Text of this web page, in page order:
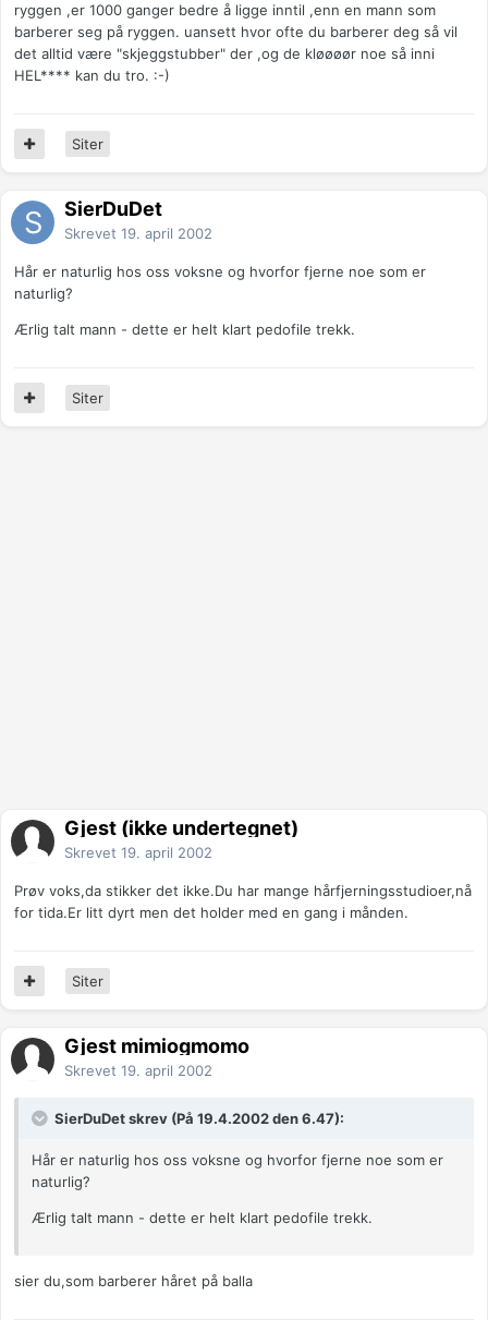
ryggen ,er 1000 ganger bedre å ligge inntil ,enn en mann som
barberer seg på ryggen. uansett hvor ofte du barberer deg så vil
det alltid være "skjeggstubber" der ,og de kløøøør noe så inni
HEL**** kan du tro. :-)
Siter
SierDuDet
Skrevet 19. april 2002
Hår er naturlig hos oss voksne og hvorfor fjerne noe som er
naturlig?
Ærlig talt mann - dette er helt klart pedofile trekk.
Siter
Gjest (ikke undertegnet)
Skrevet 19. april 2002
Prøv voks,da stikker det ikke.Du har mange hårfjerningsstudioer,nå
for tida.Er litt dyrt men det holder med en gang i månden.
Siter
Gjest mimiogmomo
Skrevet 19. april 2002
SierDuDet skrev (På 19.4.2002 den 6.47):
Hår er naturlig hos oss voksne og hvorfor fjerne noe som er
naturlig?
Ærlig talt mann - dette er helt klart pedofile trekk.
sier du,som barberer håret på balla